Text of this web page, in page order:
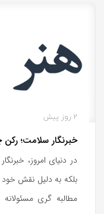
2 روز پیش
خبرنگار سلامت؛
در دنیای امروز،
بلکه به دلیل نقش
مطالبه‌ گری